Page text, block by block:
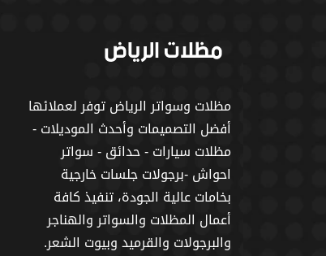
مظلات وسواتر الرياض توفر لعملائها
أفضل التصميمات وأحدث الموديلات -
مظلات سيارات - حدائق - سواتر
احواش -برجولات جلسات خارجية
بخامات عالية الجودة، تنفيذ كافة
أعمال المظلات والسواتر والهناجر
والبرجولات والقرميد وبيوت الشعر.